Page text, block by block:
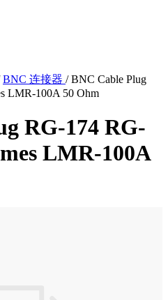
BNC 连接器 / BNC Cable Plug
LMR-100A 50 Ohm
RG-174 RG-
LMR-100A